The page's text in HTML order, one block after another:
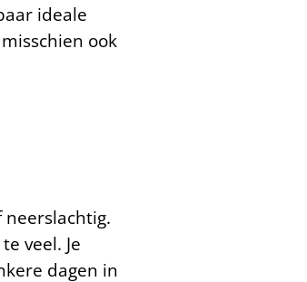
ideale
ook
neerslachtig.
veel. Je
dagen in